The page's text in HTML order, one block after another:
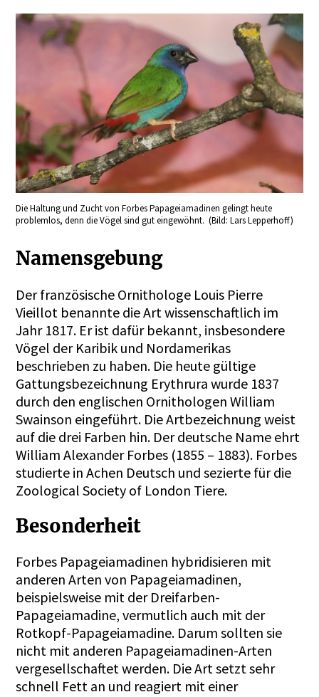
Die Haltung und Zucht von Forbes Papageiamadinen gelingt heute
problemlos, denn die Vögel sind gut eingewöhnt. (Bild: Lars Lepperhoff)
Namensgebung
Der französische Ornithologe Louis Pierre
Vieillot benannte die Art wissenschaftlich im
Jahr 1817. Er ist dafür bekannt, insbesondere
Vögel der Karibik und Nordamerikas
beschrieben zu haben. Die heute gültige
Gattungsbezeichnung Erythrura wurde 1837
durch den englischen Ornithologen William
Swainson eingeführt. Die Artbezeichnung weist
auf die drei Farben hin. Der deutsche Name ehrt
William Alexander Forbes (1855 – 1883). Forbes
studierte in Achen Deutsch und sezierte für die
Zoological Society of London Tiere.
Besonderheit
Forbes Papageiamadinen hybridisieren mit
anderen Arten von Papageiamadinen,
beispielsweise mit der Dreifarben-
Papageiamadine, vermutlich auch mit der
Rotkopf-Papageiamadine. Darum sollten sie
nicht mit anderen Papageiamadinen-Arten
vergesellschaftet werden. Die Art setzt sehr
schnell Fett an und reagiert mit einer